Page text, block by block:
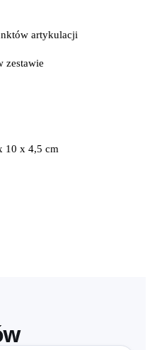
artykulacji
zestawie
10 x 4,5 cm